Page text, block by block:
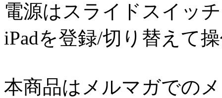
電源はスライドスイッ
iPadを登録/切り替えて
本商品はメルマガでの